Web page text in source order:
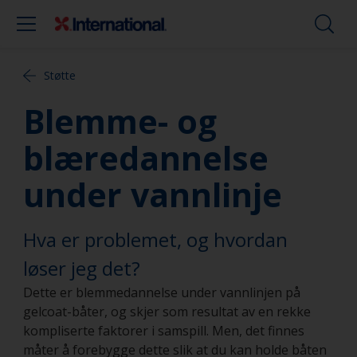
Støtte
Blemme- og
blæredannelse
under vannlinje
Hva er problemet, og hvordan
løser jeg det?
Dette er blemmedannelse under vannlinjen på
gelcoat-båter, og skjer som resultat av en rekke
kompliserte faktorer i samspill. Men, det finnes
måter å forebygge dette slik at du kan holde båten